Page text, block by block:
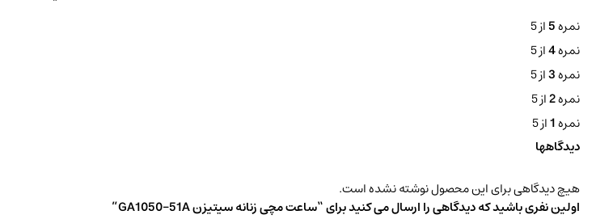
نمره5از 5
نمره4از 5
نمره3از 5
نمره2از 5
نمره1از 5
دیدگاهها
هیچ دیدگاهی برای این محصول نوشته نشده است.
اولین نفری باشید که دیدگاهی را ارسال می کنید برای “ساعت مچی زنانه سیتیزن GA1050-51A”